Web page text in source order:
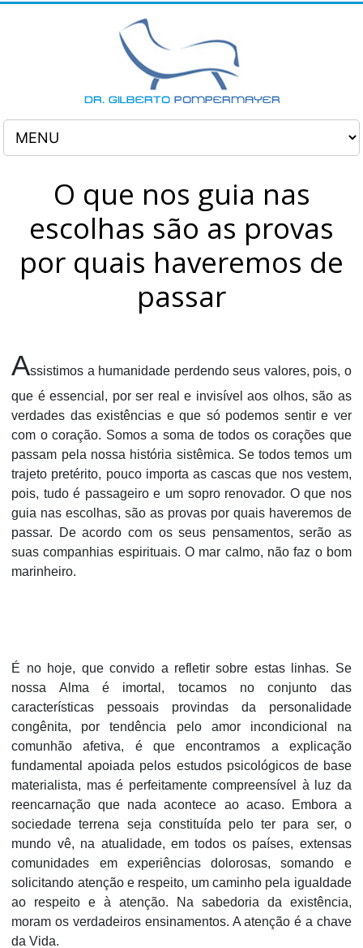
O que nos guia nas
escolhas são as provas
por quais haveremos de
passar
Assistimos a humanidade perdendo seus valores, pois, o
que é essencial, por ser real e invisível aos olhos, são as
verdades das existências e que só podemos sentir e ver
com o coração. Somos a soma de todos os corações que
passam pela nossa história sistêmica. Se todos temos um
trajeto pretérito, pouco importa as cascas que nos vestem,
pois, tudo é passageiro e um sopro renovador. O que nos
guia nas escolhas, são as provas por quais haveremos de
passar. De acordo com os seus pensamentos, serão as
suas companhias espirituais. O mar calmo, não faz o bom
marinheiro.
É no hoje, que convido a refletir sobre estas linhas. Se
nossa Alma é imortal, tocamos no conjunto das
características pessoais provindas da personalidade
congênita, por tendência pelo amor incondicional na
comunhão afetiva, é que encontramos a explicação
fundamental apoiada pelos estudos psicológicos de base
materialista, mas é perfeitamente compreensível à luz da
reencarnação que nada acontece ao acaso. Embora a
sociedade terrena seja constituída pelo ter para ser, o
mundo vê, na atualidade, em todos os países, extensas
comunidades em experiências dolorosas, somando e
solicitando atenção e respeito, um caminho pela igualdade
ao respeito e à atenção. Na sabedoria da existência,
moram os verdadeiros ensinamentos. A atenção é a chave
da Vida.